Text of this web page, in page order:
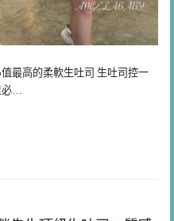
最高的柔軟生吐司 生吐司控一
…